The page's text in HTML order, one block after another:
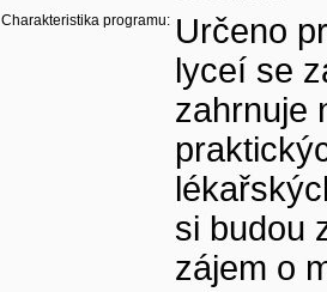
Charakteristika programu: Určeno
lyceí se
zahrnuje
si budou
zájem o